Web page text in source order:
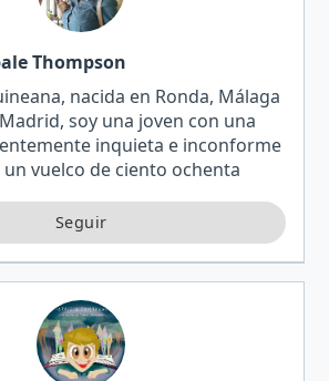
Thompson
nacida en Ronda, Málaga
soy una joven con una
inquieta e inconforme
vuelco de ciento ochenta